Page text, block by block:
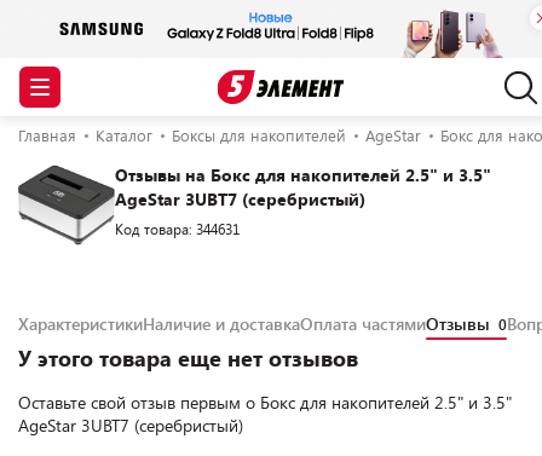
Главная Каталог Боксы для накопителей AgeStar Бокс для
Отзывы на Бокс для накопителей 2.5" и 3.5"
AgeStar 3UBT7 (серебристый)
Код товара: 344631
ХарактеристикиНаличие и доставкаОплата частямиОтзывы 0
У этого товара еще нет отзывов
Оставьте свой отзыв первым о Бокс для накопителей 2.5" и 3.5"
AgeStar 3UBT7 (серебристый)